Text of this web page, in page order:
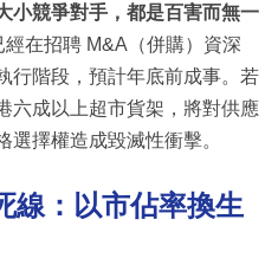
小競爭對手，都是百害而無一
在招聘 M&A（併購）資深
行階段，預計年底前成事。若
六成以上超市貨架，將對供應
擇權造成毀滅性衝擊。
線：以市佔率換生